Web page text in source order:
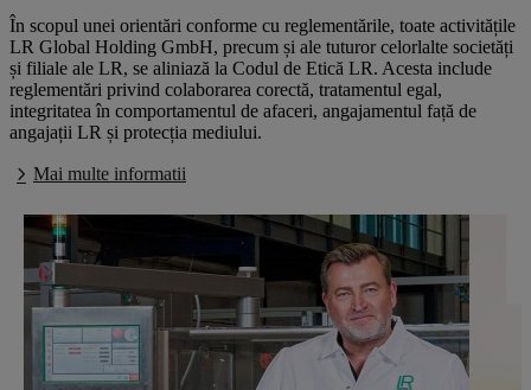
În scopul unei orientări conforme cu reglementările, toate activitățile
LR Global Holding GmbH, precum și ale tuturor celorlalte societăți
și filiale ale LR, se aliniază la Codul de Etică LR. Acesta include
reglementări privind colaborarea corectă, tratamentul egal,
integritatea în comportamentul de afaceri, angajamentul față de
angajații LR și protecția mediului.
Mai multe informatii